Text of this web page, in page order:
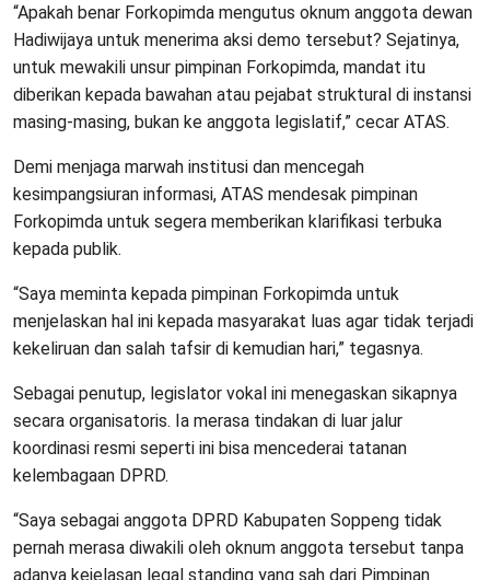
“Apakah benar Forkopimda mengutus oknum anggota dewan
Hadiwijaya untuk menerima aksi demo tersebut? Sejatinya,
untuk mewakili unsur pimpinan Forkopimda, mandat itu
diberikan kepada bawahan atau pejabat struktural di instansi
masing-masing, bukan ke anggota legislatif,” cecar ATAS.
Demi menjaga marwah institusi dan mencegah
kesimpangsiuran informasi, ATAS mendesak pimpinan
Forkopimda untuk segera memberikan klarifikasi terbuka
kepada publik.
“Saya meminta kepada pimpinan Forkopimda untuk
menjelaskan hal ini kepada masyarakat luas agar tidak terjadi
kekeliruan dan salah tafsir di kemudian hari,” tegasnya.
Sebagai penutup, legislator vokal ini menegaskan sikapnya
secara organisatoris. Ia merasa tindakan di luar jalur
koordinasi resmi seperti ini bisa mencederai tatanan
kelembagaan DPRD.
“Saya sebagai anggota DPRD Kabupaten Soppeng tidak
pernah merasa diwakili oleh oknum anggota tersebut tanpa
adanya kejelasan legal standing yang sah dari Pimpinan